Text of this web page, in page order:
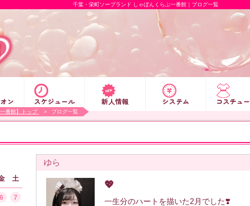
千葉・栄町ソープランド しゃぼんくらぶ一番館｜ブログ一覧
ン スケジュール 新人情報 システム コスチュ
番館】トップ ブログ一覧
土
6 7
ゆら
💖
一生分のハートを描いた2月でした❣️